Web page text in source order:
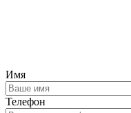
Имя
Телефон